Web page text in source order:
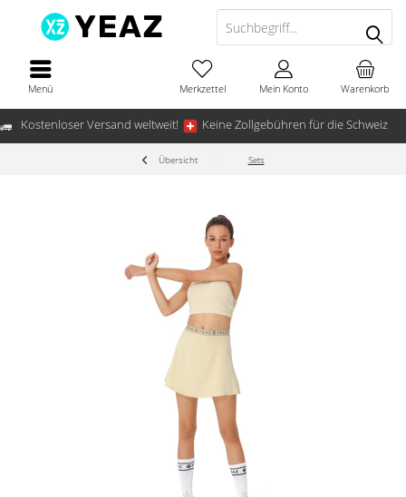
Kostenloser Versand weltweit! Keine Zollgebühren für die Schweiz
Menü Warenkorb
Merkzettel Mein Konto
Übersicht Sets